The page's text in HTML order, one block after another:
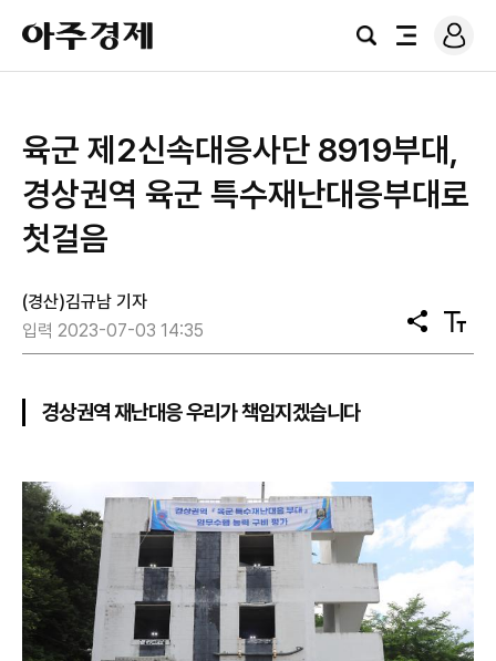
아
주
경
검
전
로
그
육군 제2신속대응사단 8919부대,
경상권역 육군 특수재난대응부대로
첫걸음
(경산)김규남 기자
입력 2023-07-03 14:35
공
유
텍
스
경상권역 재난대응 우리가 책임지겠습니다